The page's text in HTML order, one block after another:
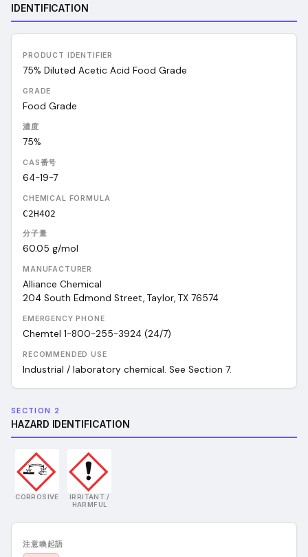
IDENTIFICATION
PRODUCT IDENTIFIER
75% Diluted Acetic Acid Food Grade
GRADE
Food Grade
濃度
75%
CAS番号
64-19-7
CHEMICAL FORMULA
C2H4O2
分子量
60.05 g/mol
MANUFACTURER
Alliance Chemical
204 South Edmond Street, Taylor, TX 76574
EMERGENCY PHONE
Chemtel 1-800-255-3924 (24/7)
RECOMMENDED USE
Industrial / laboratory chemical. See Section 7.
SECTION 2
HAZARD IDENTIFICATION
CORROSIVE
IRRITANT /
HARMFUL
注意喚起語